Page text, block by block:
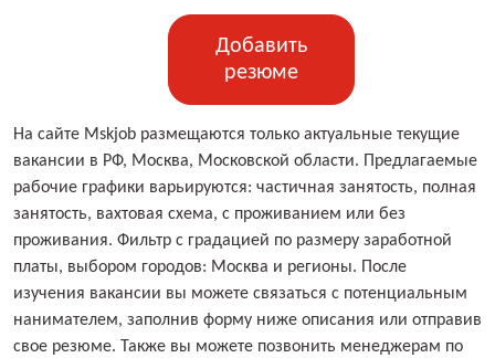
Добавить
резюме
На сайте Mskjob размещаются только актуальные текущие
вакансии в РФ, Москва, Московской области. Предлагаемые
рабочие графики варьируются: частичная занятость, полная
занятость, вахтовая схема, с проживанием или без
проживания. Фильтр с градацией по размеру заработной
платы, выбором городов: Москва и регионы. После
изучения вакансии вы можете связаться с потенциальным
нанимателем, заполнив форму ниже описания или отправив
свое резюме. Также вы можете позвонить менеджерам по